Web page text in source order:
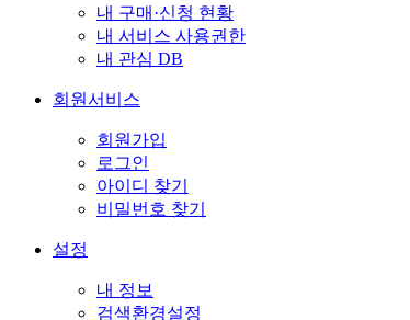
내 구매·신청 현황
내 서비스 사용권한
내 관심 DB
회원서비스
회원가입
로그인
아이디 찾기
비밀번호 찾기
설정
내 정보
검색환경설정